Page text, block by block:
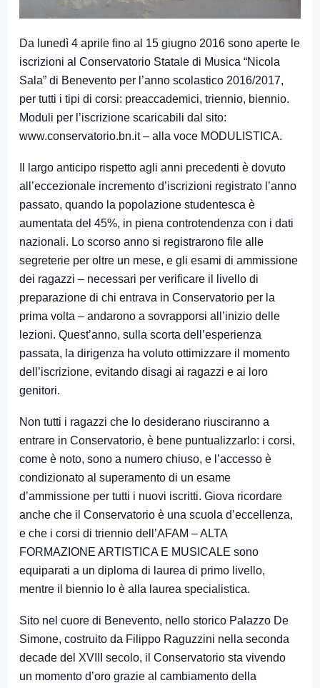
Da lunedì 4 aprile fino al 15 giugno 2016 sono aperte le
iscrizioni al Conservatorio Statale di Musica “Nicola
Sala” di Benevento per l’anno scolastico 2016/2017,
per tutti i tipi di corsi: preaccademici, triennio, biennio.
Moduli per l’iscrizione scaricabili dal sito:
www.conservatorio.bn.it– alla voce MODULISTICA.
Il largo anticipo rispetto agli anni precedenti è dovuto
all’eccezionale incremento d’iscrizioni registrato l’anno
passato, quando la popolazione studentesca è
aumentata del 45%, in piena controtendenza con i dati
nazionali. Lo scorso anno si registrarono file alle
segreterie per oltre un mese, e gli esami di ammissione
dei ragazzi – necessari per verificare il livello di
preparazione di chi entrava in Conservatorio per la
prima volta – andarono a sovrapporsi all’inizio delle
lezioni. Quest’anno, sulla scorta dell’esperienza
passata, la dirigenza ha voluto ottimizzare il momento
dell’iscrizione, evitando disagi ai ragazzi e ai loro
genitori.
Non tutti i ragazzi che lo desiderano riusciranno a
entrare in Conservatorio, è bene puntualizzarlo: i corsi,
come è noto, sono a numero chiuso, e l’accesso è
condizionato al superamento di un esame
d’ammissione per tutti i nuovi iscritti. Giova ricordare
anche che il Conservatorio è una scuola d’eccellenza,
e che i corsi di triennio dell’AFAM – ALTA
FORMAZIONE ARTISTICA E MUSICALE sono
equiparati a un diploma di laurea di primo livello,
mentre il biennio lo è alla laurea specialistica.
Sito nel cuore di Benevento, nello storico Palazzo De
Simone, costruito da Filippo Raguzzini nella seconda
decade del XVIII secolo, il Conservatorio sta vivendo
un momento d’oro grazie al cambiamento della